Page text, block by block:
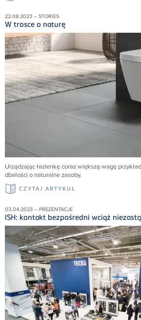
22.08.2023 – STORIES
W trosce o naturę
Urządzając łazienkę coraz większą wagę
dbałości o naturalne zasoby.
CZYTAJ ARTYKUŁ
03.04.2023 – PREZENTACJE
ISH: kontakt bezpośredni wciąż